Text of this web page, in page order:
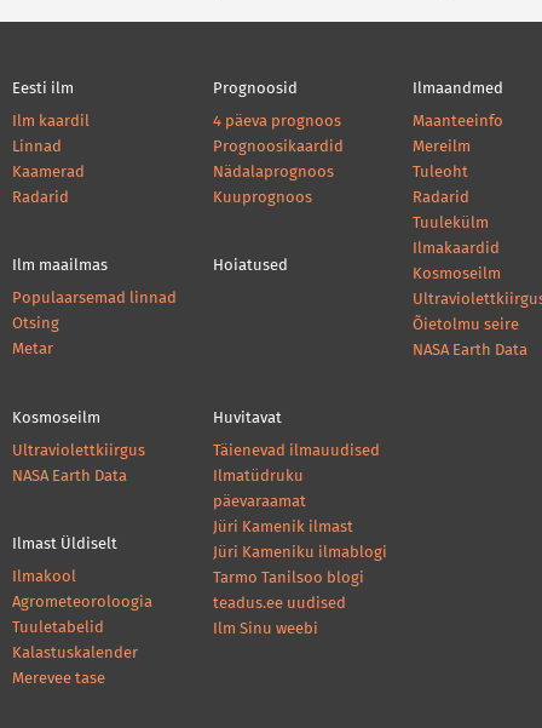
Eesti ilm
Ilm kaardil
Linnad
Kaamerad
Radarid
Ilm maailmas
Populaarsemad linnad
Otsing
Metar
Prognoosid
4 päeva prognoos
Prognoosikaardid
Nädalaprognoos
Kuuprognoos
Hoiatused
Ilmaandmed
Maanteeinfo
Mereilm
Tuleoht
Radarid
Tuulekülm
Ilmakaardid
Kosmoseilm
Õietolmu seire
NASA Earth Data
Kosmoseilm
Ultraviolettkiirgus
NASA Earth Data
Ilmast Üldiselt
Ilmakool
Agrometeoroloogia
Tuuletabelid
Kalastuskalender
Merevee tase
Huvitavat
Täienevad ilmauudised
Ilmatüdruku
päevaraamat
Jüri Kamenik ilmast
Jüri Kameniku ilmablogi
Tarmo Tanilsoo blogi
teadus.ee uudised
Ilm Sinu weebi